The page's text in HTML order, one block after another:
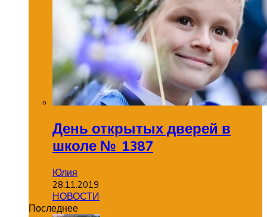
День открытых дверей в
школе № 1387
Юлия
28.11.2019
НОВОСТИ
Последнее